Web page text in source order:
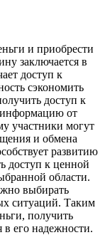
и приобрести
заключается в
доступ к
сэкономить
доступ к
информацию от
участники могут
и обмена
развитию
доступ к ценной
области.
выбирать
ситуаций. Таким
получить
его надежности.